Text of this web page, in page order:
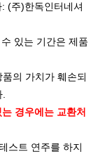
(주)한독인터네셔
있는 기간은 제품
의 가치가 훼손되
.
경우에는 교환처
스트 연주를 하지